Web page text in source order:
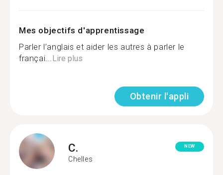
Mes objectifs d'apprentissage
Parler l’anglais et aider les autres à parler le
françai...Lire plus
Obtenir l'appli
C.
Chelles
NEW